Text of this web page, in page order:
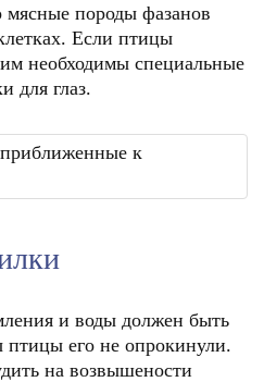
мясные породы фазанов
Если птицы
необходимы специальные
для глаз.
и воды должен быть
птицы его не опрокинули.
на возвышености